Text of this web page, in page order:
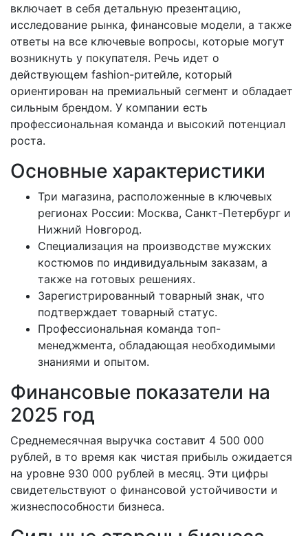
включает в себя детальную презентацию,
исследование рынка, финансовые модели, а также
ответы на все ключевые вопросы, которые могут
возникнуть у покупателя. Речь идет о
действующем fashion-ритейле, который
ориентирован на премиальный сегмент и обладает
сильным брендом. У компании есть
профессиональная команда и высокий потенциал
роста.
Основные характеристики
Три магазина, расположенные в ключевых
регионах России: Москва, Санкт-Петербург и
Нижний Новгород.
Специализация на производстве мужских
костюмов по индивидуальным заказам, а
также на готовых решениях.
Зарегистрированный товарный знак, что
подтверждает товарный статус.
Профессиональная команда топ-
менеджмента, обладающая необходимыми
знаниями и опытом.
Финансовые показатели на
2025 год
Среднемесячная выручка составит 4 500 000
рублей, в то время как чистая прибыль ожидается
на уровне 930 000 рублей в месяц. Эти цифры
свидетельствуют о финансовой устойчивости и
жизнеспособности бизнеса.